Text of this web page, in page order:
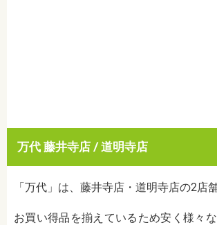
万代 藤井寺店 / 道明寺店
「万代」は、藤井寺店・道明寺店の2店
お買い得品を揃えているため安く様々